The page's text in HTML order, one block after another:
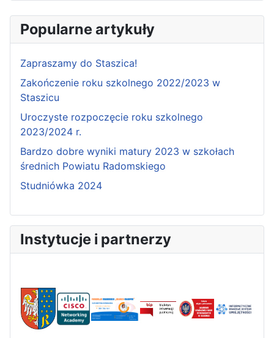
Popularne artykuły
Zapraszamy do Staszica!
Zakończenie roku szkolnego 2022/2023 w
Staszicu
Uroczyste rozpoczęcie roku szkolnego
2023/2024 r.
Bardzo dobre wyniki matury 2023 w szkołach
średnich Powiatu Radomskiego
Studniówka 2024
Instytucje i partnerzy